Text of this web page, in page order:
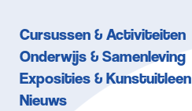
Cursussen & Activiteiten
Onderwijs & Samenleving
Exposities & Kunstuitleen
Nieuws